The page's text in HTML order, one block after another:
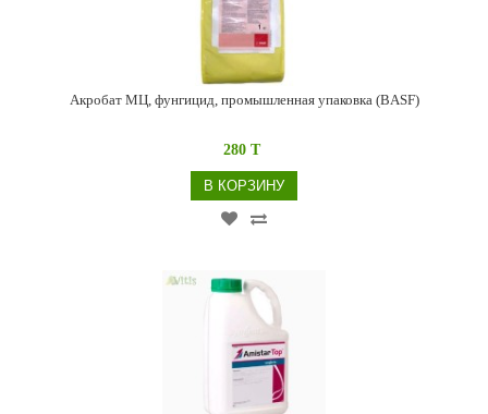
Акробат МЦ, фунгицид, промышленная упаковка (BASF)
280 T
В КОРЗИНУ